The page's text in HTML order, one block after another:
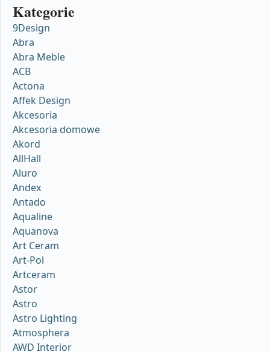
Kategorie
9Design
Abra
Abra Meble
ACB
Actona
Affek Design
Akcesoria
Akcesoria domowe
Akord
AllHall
Aluro
Andex
Antado
Aqualine
Aquanova
Art Ceram
Art-Pol
Artceram
Astor
Astro
Astro Lighting
Atmosphera
AWD Interior